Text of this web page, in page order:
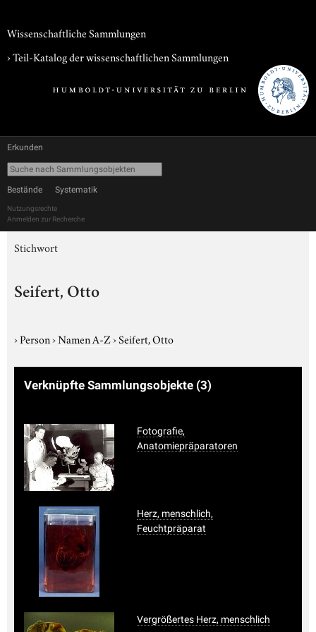
Wissenschaftliche Sammlungen
› Teil-Katalog der wissenschaftlichen Sammlungen
Erkunden
Bestände Systematik
Nutzungsrechte
Anmelden zur Recherche
Stichwort
Seifert, Otto
›Person›Namen A-Z›Seifert, Otto
Verknüpfte Sammlungsobjekte (3)
Fotografie,
Anatomiepräparatoren
Herz, menschlich,
Feuchtpräparat
Vergrößertes Herz, menschlich